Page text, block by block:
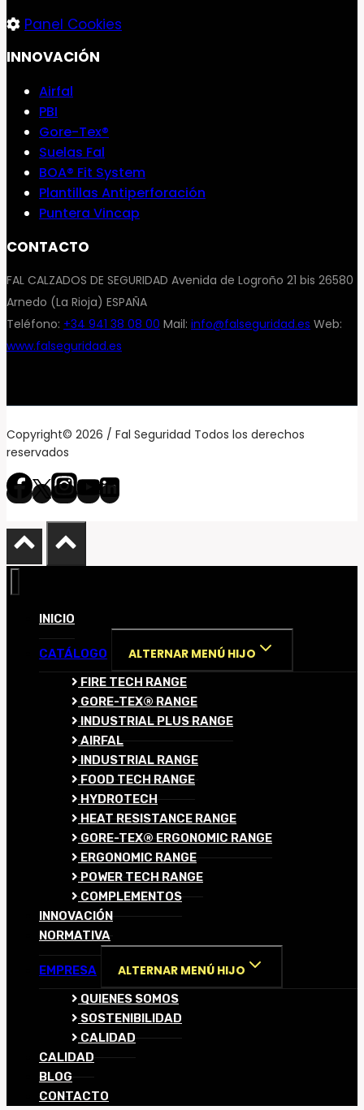
Panel Cookies
INNOVACIÓN
Airfal
PBI
Gore-Tex®
Suelas Fal
BOA® Fit System
Plantillas Antiperforación
Puntera Vincap
CONTACTO
FAL CALZADOS DE SEGURIDAD Avenida de Logroño 21 bis 26580
Arnedo (La Rioja) ESPAÑA
Teléfono: +34 941 38 08 00 Mail: info@falseguridad.es Web:
www.falseguridad.es
Copyright© 2026 / Fal Seguridad Todos los derechos
reservados
INICIO
CATÁLOGO ALTERNAR MENÚ HIJO
FIRE TECH RANGE
GORE-TEX® RANGE
INDUSTRIAL PLUS RANGE
AIRFAL
INDUSTRIAL RANGE
FOOD TECH RANGE
HYDROTECH
HEAT RESISTANCE RANGE
GORE-TEX® ERGONOMIC RANGE
ERGONOMIC RANGE
POWER TECH RANGE
COMPLEMENTOS
INNOVACIÓN
NORMATIVA
EMPRESA ALTERNAR MENÚ HIJO
QUIENES SOMOS
SOSTENIBILIDAD
CALIDAD
CALIDAD
BLOG
CONTACTO